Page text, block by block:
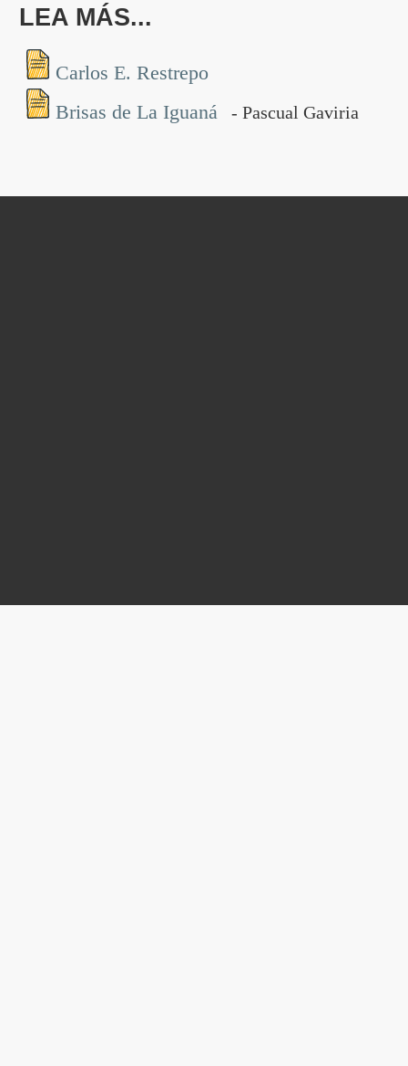
LEA MÁS...
Carlos E. Restrepo
Brisas de La Iguaná
- Pascual Gaviria